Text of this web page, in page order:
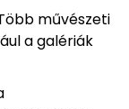
művészeti
a galériák